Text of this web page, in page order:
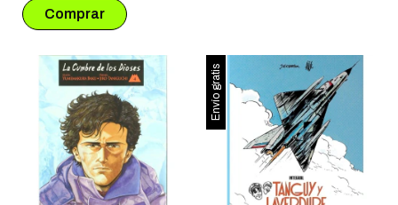
Envío gratis